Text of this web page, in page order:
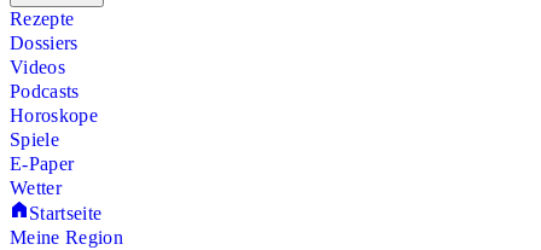
Rezepte
Dossiers
Videos
Podcasts
Horoskope
Spiele
E-Paper
Wetter
Startseite
Meine Region